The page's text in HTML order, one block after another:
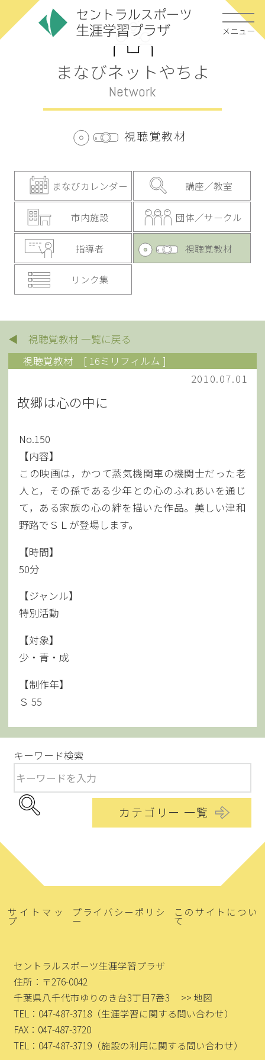
メニュー
まなびネットやちよ
Network
視聴覚教材
まなびカレンダー 講座／教室
市内施設 団体／サークル
指導者 視聴覚教材
リンク集
◀ 視聴覚教材 一覧に戻る
視聴覚教材
[ 16ミリフィルム ]
2010.07.01
故郷は心の中に
No.150
【内容】
この映画は，かつて蒸気機関車の機関士だった老
人と，その孫である少年との心のふれあいを通じ
て，ある家族の心の絆を描いた作品。美しい津和
野路でＳＬが登場します。
【時間】
50分
【ジャンル】
特別活動
【対象】
少・青・成
【制作年】
Ｓ 55
キーワード検索
カテゴリー 一覧
サイトマッ
プ
プライバシーポリシ
ー
このサイトについ
て
セントラルスポーツ生涯学習プラザ
住所：〒276-0042
千葉県八千代市ゆりのき台3丁目7番3
>> 地図
TEL：047-487-3718 （生涯学習に関する問い合わせ）
FAX：047-487-3720
TEL：047-487-3719 （施設の利用に関する問い合わせ）